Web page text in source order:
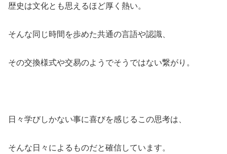
歴史は文化とも思えるほど厚く熱い。
そんな同じ時間を歩めた共通の言語や認識、
その交換様式や交易のようでそうではない繋がり。
日々学びしかない事に喜びを感じるこの思考は、
そんな日々によるものだと確信しています。